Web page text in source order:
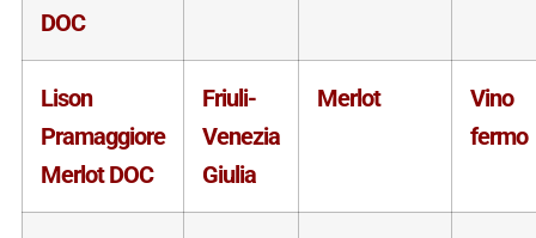
DOC
Lison
Pramaggiore
Merlot DOC
Friuli-
Venezia
Giulia
Merlot
Vino
fermo